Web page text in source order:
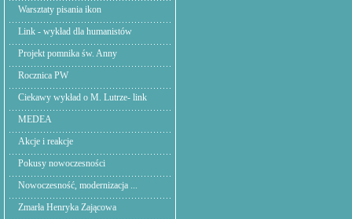
Warsztaty pisania ikon
Link - wykład dla humanistów
Projekt pomnika św. Anny
Rocznica PW
Ciekawy wykład o M. Lutrze- link
MEDEA
Akcje i reakcje
Pokusy nowoczesności
Nowoczesność, modernizacja ...
Zmarła Henryka Zającowa